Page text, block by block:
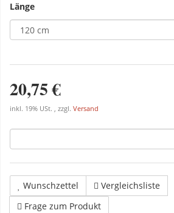
Länge
20,75 €
inkl. 19% USt. , zzgl. Versand
Wunschzettel
Vergleichsliste
Frage zum Produkt